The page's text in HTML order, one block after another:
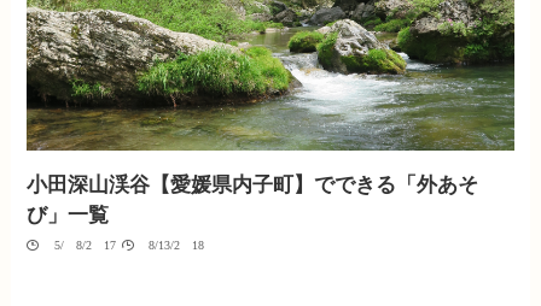
小田深山渓谷【愛媛県内子町】でできる「外あそ
び」一覧
05/08/2017 08/13/2018